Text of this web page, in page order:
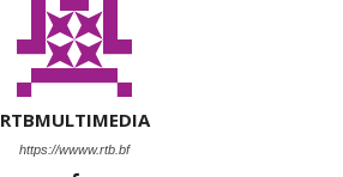
RTBMULTIMEDIA
https://wwww.rtb.bf